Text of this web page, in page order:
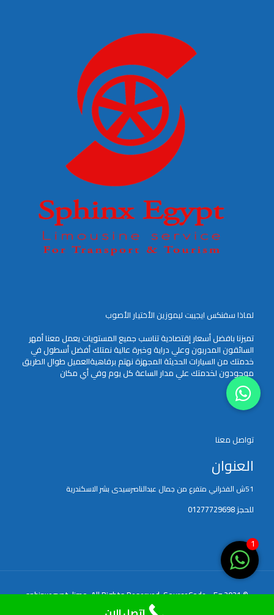
لماذا سفنكس ايجيبت ليموزين الأختيار الأصوب
تميزنا بافضل أسعار إقتصادية تناسب جميع المستويات يعمل معنا أمهر
السائقون المدربون وعلي دراية وخبرة عالية نمتلك أفضل أسطول في
خدمتك من السيارات الحديثة المجهزة نهتم برفاهيةالعميل طوال الطريق
موجودون لخدمتك علي مدار الساعة كل يوم وفي أي مكان
تواصل معنا
العنوان
51ش الفخراني متفرع من جمال عبدالناصرسيدى بشر الاسكندرية
للحجز 01277729698
© 2021 sphinxegypt-limo. All Rights Reserved.
SourceCode - Eg
1